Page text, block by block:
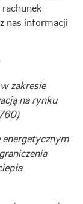
nas informacji
zakresie
na rynku